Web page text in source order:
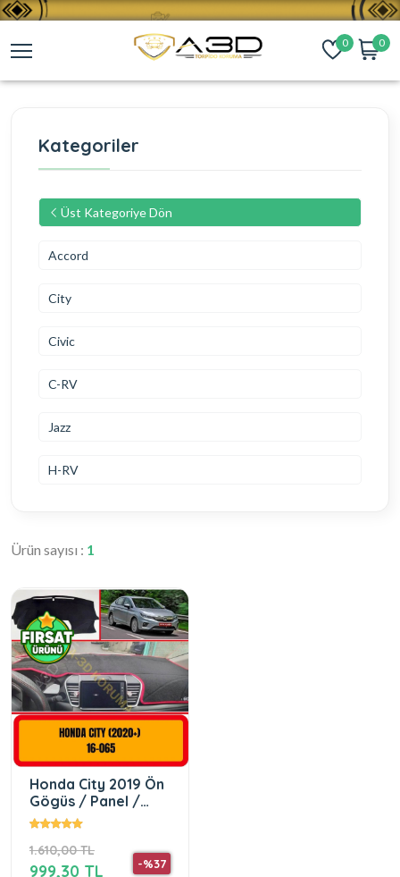
0 0
Kategoriler
Üst Kategoriye Dön
Accord
City
Civic
C-RV
Jazz
H-RV
Ürün sayısı : 1
Honda City 2019 Ön
Gögüs / Panel /
Torpido Korumasi /
Koruyucu /
1.610,00 TL
-%37
999,30 TL